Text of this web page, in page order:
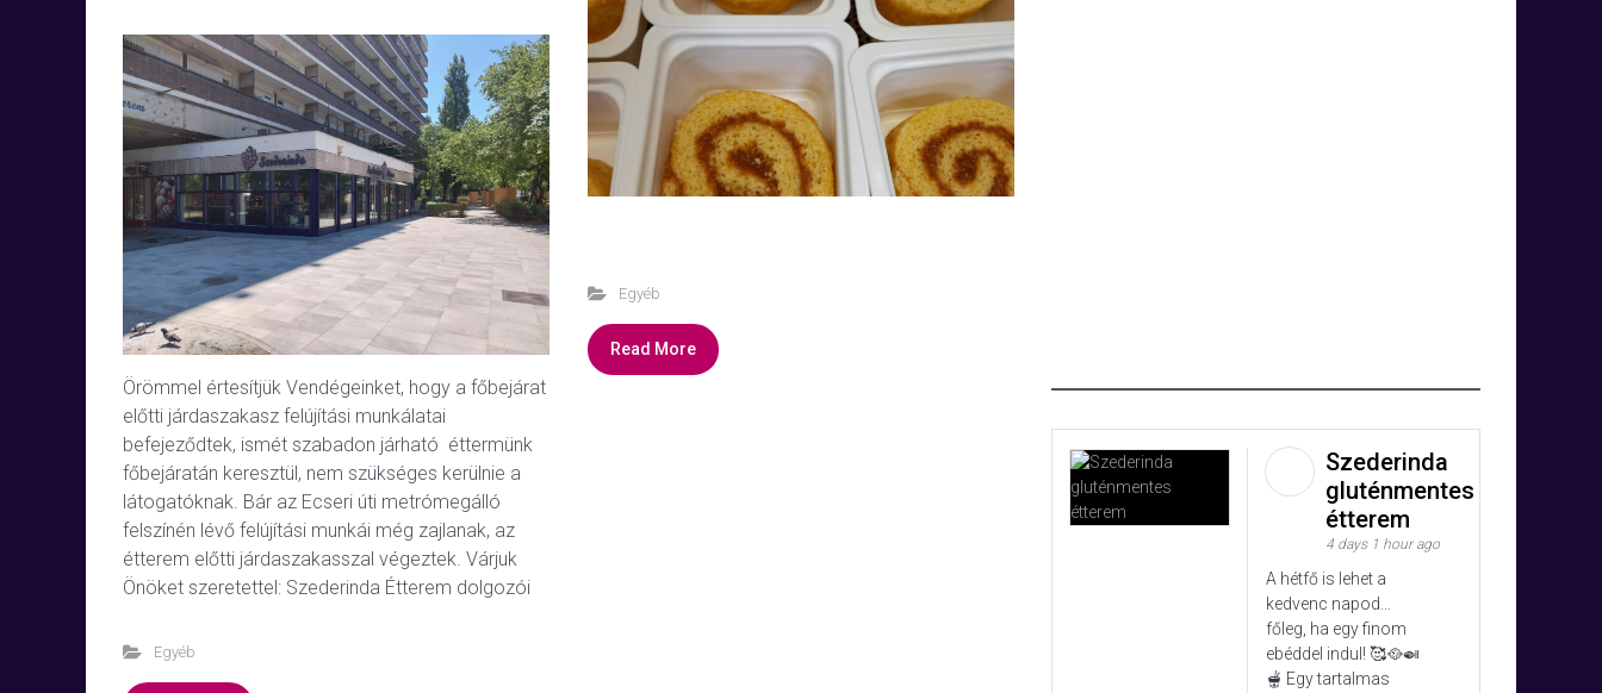
Örömmel értesítjük Vendégeinket, hogy a főbejárat
előtti járdaszakasz felújítási munkálatai
befejeződtek, ismét szabadon járható éttermünk
főbejáratán keresztül, nem szükséges kerülnie a
látogatóknak. Bár az Ecseri úti metrómegálló
felszínén lévő felújítási munkái még zajlanak, az
étterem előtti járdaszakasszal végeztek. Várjuk
Önöket szeretettel: Szederinda Étterem dolgozói
Egyéb
Egyéb
Read More
Szederinda
gluténmentes
étterem
4 days 1 hour ago
A hétfő is lehet a
kedvenc napod…
főleg, ha egy finom
ebéddel indul! 🥰🥘🍛
🫕 Egy tartalmas